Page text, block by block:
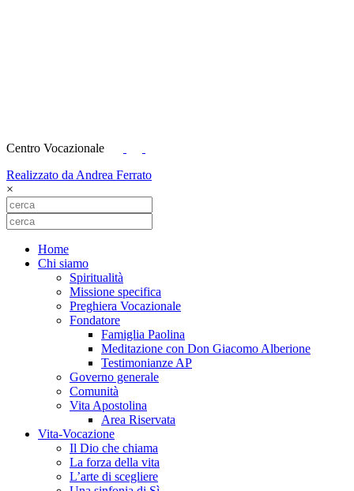
Centro Vocazionale
Realizzato da Andrea Ferrato
×
Home
Chi siamo
Spiritualità
Missione specifica
Preghiera Vocazionale
Fondatore
Famiglia Paolina
Meditazione con Don Giacomo Alberione
Testimonianze AP
Governo generale
Comunità
Vita Apostolina
Area Riservata
Vita-Vocazione
Il Dio che chiama
La forza della vita
L’arte di scegliere